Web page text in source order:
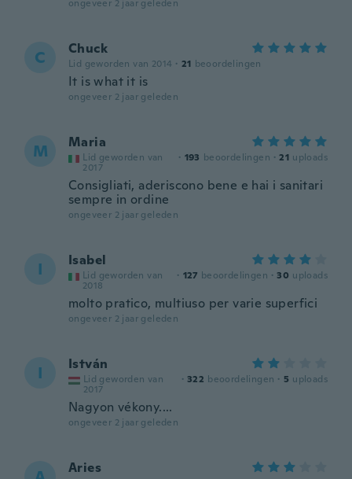
ongeveer 2 jaar geleden
C Chuck
Lid geworden van 2014 · 21 beoordelingen
It is what it is
ongeveer 2 jaar geleden
M Maria
Lid geworden van
2017
· 193 beoordelingen · 21 uploads
Consigliati, aderiscono bene e hai i sanitari
sempre in ordine
ongeveer 2 jaar geleden
I Isabel
Lid geworden van
2018
· 127 beoordelingen · 30 uploads
molto pratico, multiuso per varie superfici
ongeveer 2 jaar geleden
I István
Lid geworden van
2017
· 322 beoordelingen · 5 uploads
Nagyon vékony....
ongeveer 2 jaar geleden
Aries